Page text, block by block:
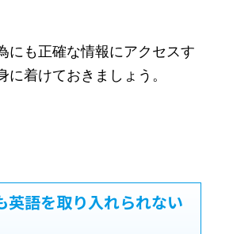
にも正確な情報にアクセスす
に着けておきましょう。
英語を取り入れられない